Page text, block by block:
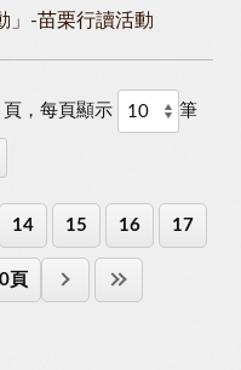
」-苗栗行讀活動
頁，每頁顯示 筆
14 15 16 17
頁